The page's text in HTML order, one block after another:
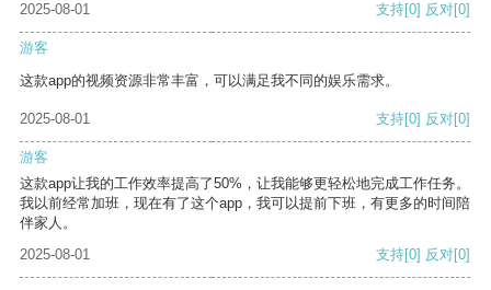
2025-08-01
支持[0] 反对[0]
游客
这款app的视频资源非常丰富，可以满足我不同的娱乐需求。
2025-08-01 支持[0] 反对[0]
游客
这款app让我的工作效率提高了50%，让我能够更轻松地完成工作任务。
我以前经常加班，现在有了这个app，我可以提前下班，有更多的时间陪
伴家人。
2025-08-01
支持[0] 反对[0]